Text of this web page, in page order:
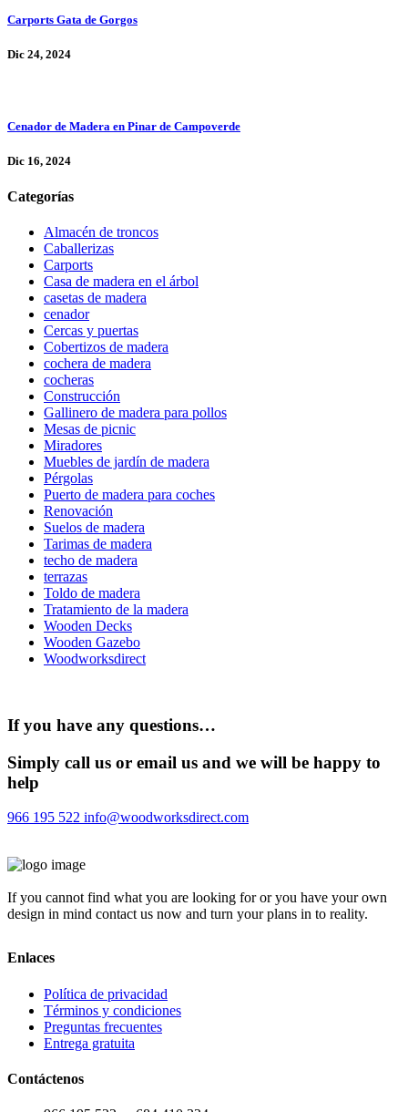
Carports Gata de Gorgos
Dic 24, 2024
Cenador de Madera en Pinar de Campoverde
Dic 16, 2024
Categorías
Almacén de troncos
Caballerizas
Carports
Casa de madera en el árbol
casetas de madera
cenador
Cercas y puertas
Cobertizos de madera
cochera de madera
cocheras
Construcción
Gallinero de madera para pollos
Mesas de picnic
Miradores
Muebles de jardín de madera
Pérgolas
Puerto de madera para coches
Renovación
Suelos de madera
Tarimas de madera
techo de madera
terrazas
Toldo de madera
Tratamiento de la madera
Wooden Decks
Wooden Gazebo
Woodworksdirect
If you have any questions…
Simply call us or email us and we will be happy to
help
966 195 522 info@woodworksdirect.com
If you cannot find what you are looking for or you have your own
design in mind contact us now and turn your plans in to reality.
Enlaces
Política de privacidad
Términos y condiciones
Preguntas frecuentes
Entrega gratuita
Contáctenos